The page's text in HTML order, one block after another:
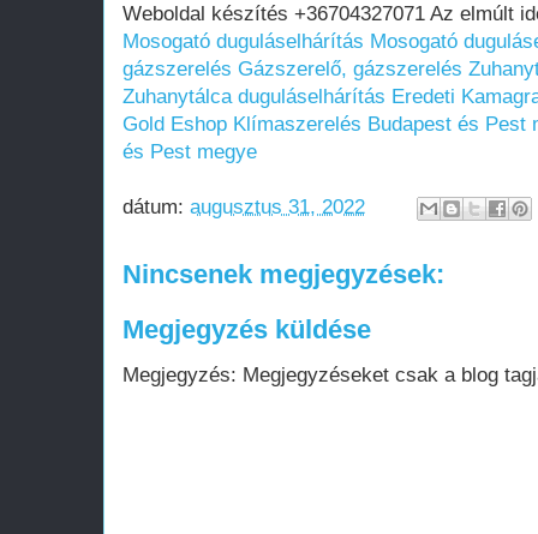
Weboldal készítés +36704327071 Az elmúlt
Mosogató duguláselhárítás Mosogató
gázszerelés Gázszerelő, gázszerelés
Zuhanytálca duguláselhárítás Eredeti
Gold Eshop Klímaszerelés Budapest és Pest
és Pest megye
dátum: augusztus 31, 2022
Nincsenek megjegyzések:
Megjegyzés küldése
Megjegyzés: Megjegyzéseket csak a blog